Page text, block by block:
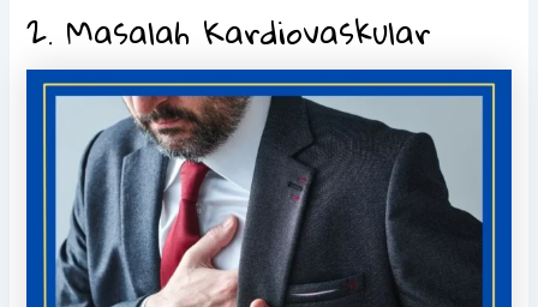
2. Masalah Kardiovaskular